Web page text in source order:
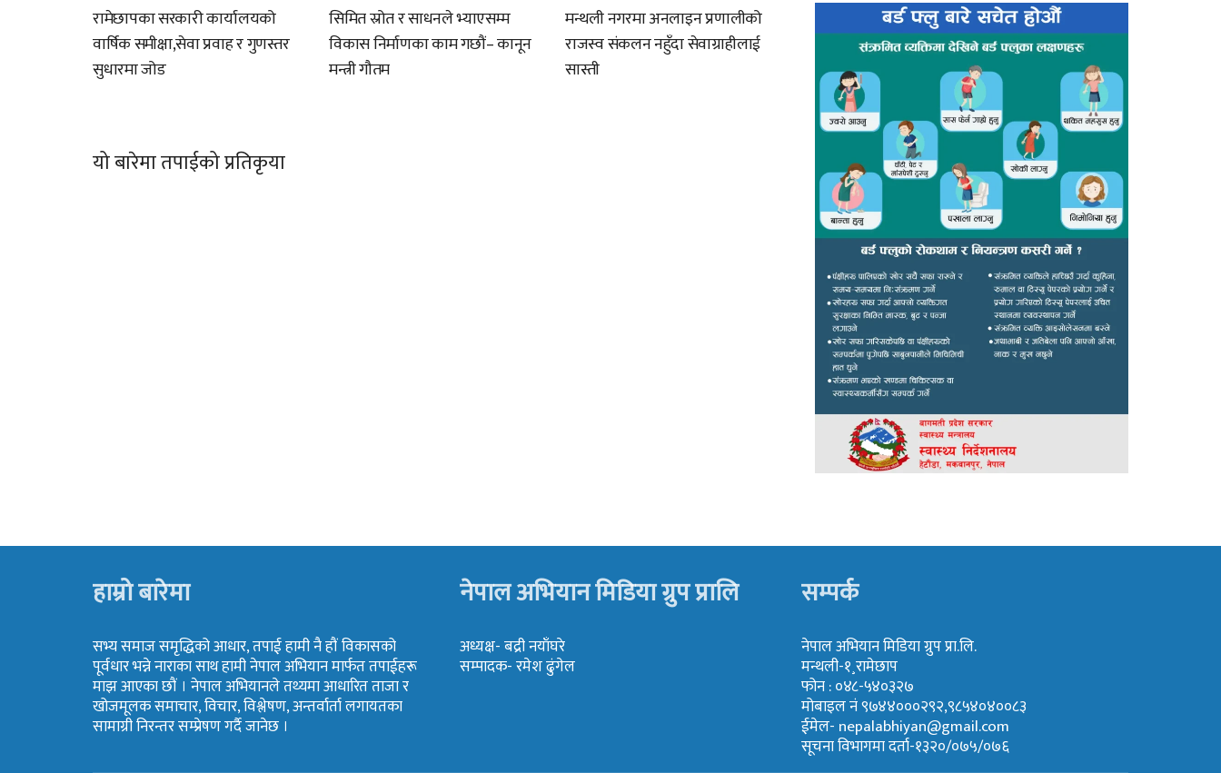
रामेछापका सरकारी कार्यालयको
वार्षिक समीक्षा,सेवा प्रवाह र गुणस्तर
सुधारमा जोड
सिमित स्रोत र साधनले भ्याएसम्म
विकास निर्माणका काम गछौं– कानून
मन्त्री गौतम
मन्थली नगरमा अनलाइन प्रणालीको
राजस्व संकलन नहुँदा सेवाग्राहीलाई
सास्ती
यो बारेमा तपाईको प्रतिकृया
हाम्रो बारेमा
सभ्य समाज समृद्धिको आधार, तपाई हामी नै हौं विकासको
पूर्वधार भन्ने नाराका साथ हामी नेपाल अभियान मार्फत तपाईहरू
माझ आएका छौं । नेपाल अभियानले तथ्यमा आधारित ताजा र
खोजमूलक समाचार, विचार, विश्लेषण, अन्तर्वार्ता लगायतका
सामाग्री निरन्तर सम्प्रेषण गर्दै जानेछ ।
नेपाल अभियान मिडिया ग्रुप प्रालि
अध्यक्ष- बद्री नयाँघरे
सम्पादक- रमेश ढुंगेल
सम्पर्क
नेपाल अभियान मिडिया ग्रुप प्रा.लि.
मन्थली-१¸रामेछाप
फोन : ०४८-५४०३२७
मोबाइल नं ९७४४०००२९२,९८५४०४००८३
ईमेल- nepalabhiyan@gmail.com
सूचना विभागमा दर्ता-१३२०/०७५/०७६